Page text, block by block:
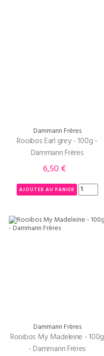
Dammann Frères
Rooibos Earl grey - 100g -
Dammann Frères
Prix
6,50 €
AJOUTER AU PANIER
Dammann Frères
Rooibos My Madeleine - 100g
- Dammann Frères